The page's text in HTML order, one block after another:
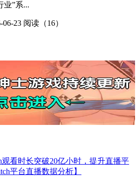
业”系...
06-23 阅读（16）
观看时长突破20亿小时，提升直播平
平台直播数据分析】